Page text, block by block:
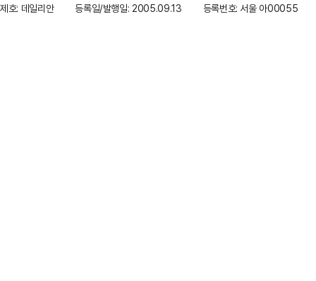
제호: 데일리안
등록일/발행일: 2005.09.13 등록번호: 서울 아00055